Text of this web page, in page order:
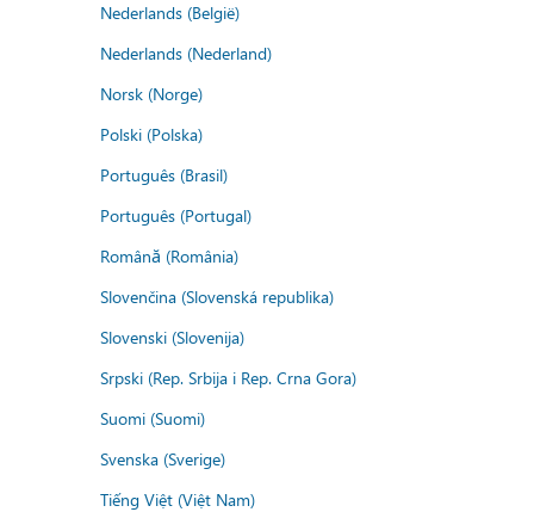
Nederlands (België)
Nederlands (Nederland)
Norsk (Norge)
Polski (Polska)
Português (Brasil)
Português (Portugal)
Română (România)
Slovenčina (Slovenská republika)
Slovenski (Slovenija)
Srpski (Rep. Srbija i Rep. Crna Gora)
Suomi (Suomi)
Svenska (Sverige)
Tiếng Việt (Việt Nam)